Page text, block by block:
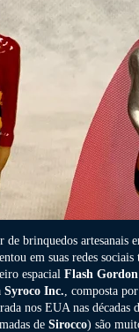
brinquedos artesanais
em suas redes
espacial Flash Gordon
Syroco Inc. , composta
nos EUA nas
de Sirocco) são